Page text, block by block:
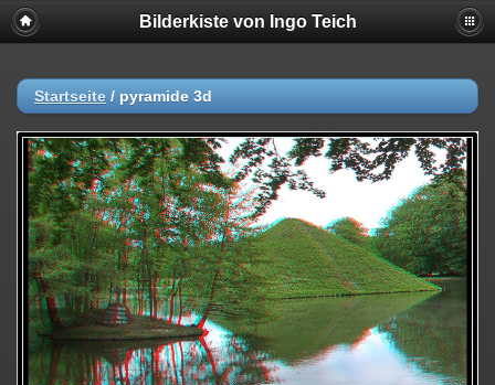
Bilderkiste von Ingo Teich
Startseite / pyramide 3d